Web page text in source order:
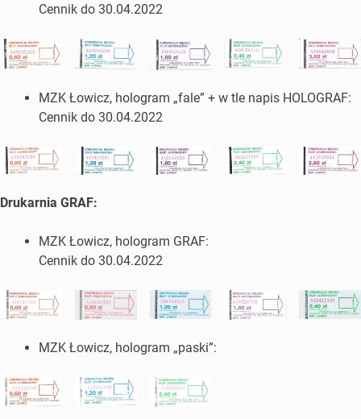
Cennik do 30.04.2022
MZK Łowicz, hologram „fale” + w tle napis HOLOGRAF:
Cennik do 30.04.2022
Drukarnia GRAF:
MZK Łowicz, hologram GRAF:
Cennik do 30.04.2022
MZK Łowicz, hologram „paski”: